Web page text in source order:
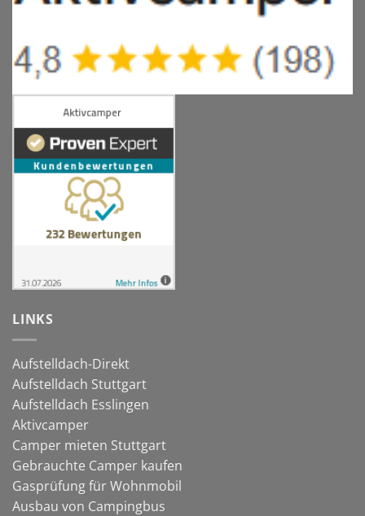
LINKS
Aufstelldach-Direkt
Aufstelldach Stuttgart
Aufstelldach Esslingen
Aktivcamper
Camper mieten Stuttgart
Gebrauchte Camper kaufen
Gasprüfung für Wohnmobil
Ausbau von Campingbus